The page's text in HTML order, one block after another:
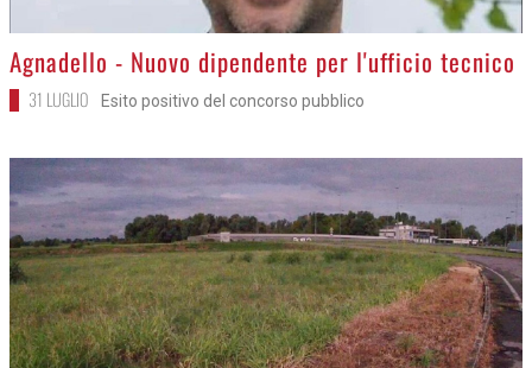
>
Agnadello - Nuovo dipendente per l'ufficio tecnico
31 LUGLIO Esito positivo del concorso pubblico